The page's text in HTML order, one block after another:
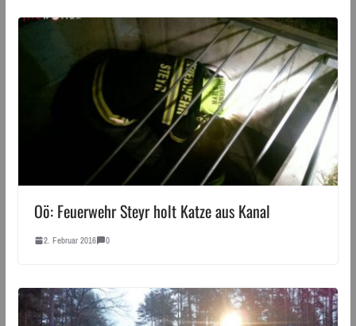
Oö: Feuerwehr Steyr holt Katze aus Kanal
2. Februar 2016 0